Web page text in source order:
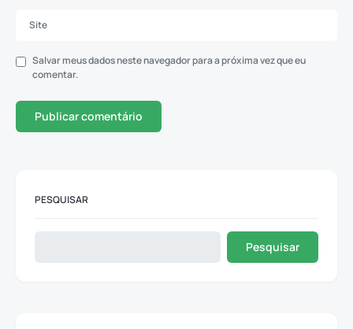
Salvar meus dados neste navegador para a próxima vez que eu
comentar.
PESQUISAR
Pesquisar